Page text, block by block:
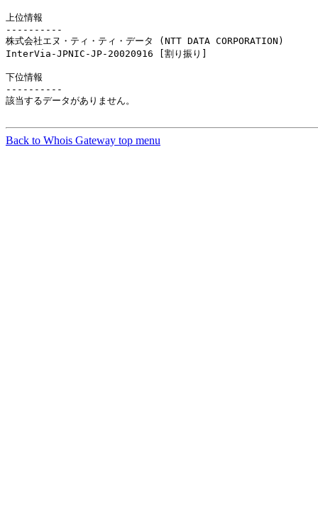
上位情報
----------
株式会社エヌ・ティ・ティ・データ (NTT DATA CORPORATION)
InterVia-JPNIC-JP-20020916 [割り
下位情報
----------
該当するデータがありません。
Back to Whois Gateway top menu